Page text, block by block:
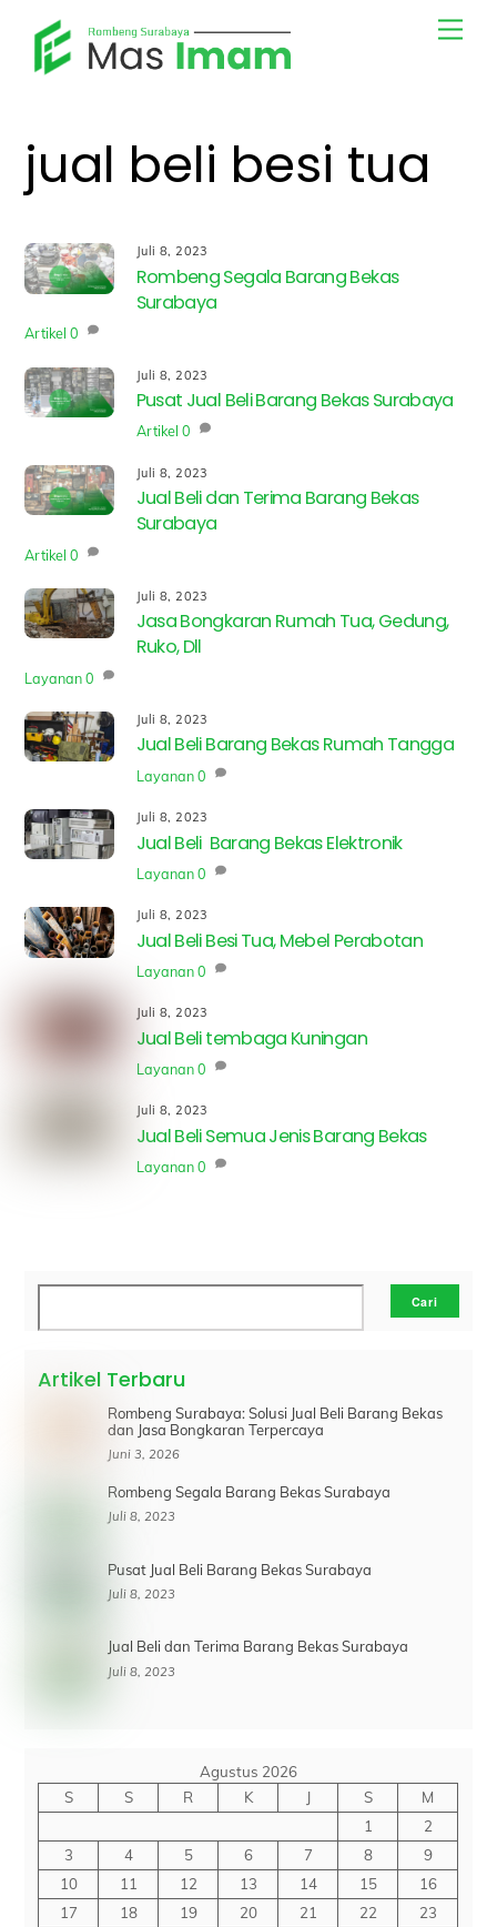
content
jual beli besi tua
Juli 8, 2023
Rombeng Segala Barang Bekas
Surabaya
Artikel 0
Juli 8, 2023
Pusat Jual Beli Barang Bekas Surabaya
Artikel 0
Juli 8, 2023
Jual Beli dan Terima Barang Bekas
Surabaya
Artikel 0
Juli 8, 2023
Jasa Bongkaran Rumah Tua, Gedung,
Ruko, Dll
Layanan 0
Juli 8, 2023
Jual Beli Barang Bekas Rumah Tangga
Layanan 0
Juli 8, 2023
Jual Beli Barang Bekas Elektronik
Layanan 0
Juli 8, 2023
Jual Beli Besi Tua, Mebel Perabotan
Layanan 0
Juli 8, 2023
Jual Beli tembaga Kuningan
Layanan 0
Juli 8, 2023
Jual Beli Semua Jenis Barang Bekas
Layanan 0
Cari
Artikel Terbaru
Rombeng Surabaya: Solusi Jual Beli Barang Bekas
dan Jasa Bongkaran Terpercaya
Juni 3, 2026
Rombeng Segala Barang Bekas Surabaya
Juli 8, 2023
Pusat Jual Beli Barang Bekas Surabaya
Juli 8, 2023
Jual Beli dan Terima Barang Bekas Surabaya
Juli 8, 2023
Agustus 2026
S
S R K J S
M
1
2
3
4 5 6 7 8
9
10
11 12 13 14 15
16
17
18 19 20 21 22
23